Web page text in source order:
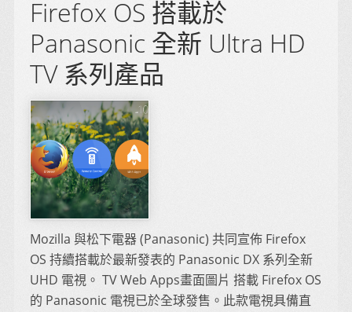
Firefox OS 搭載於
Panasonic 全新 Ultra HD
TV 系列產品
Mozilla 與松下電器 (Panasonic) 共同宣佈 Firefox
OS 持續搭載於最新發表的 Panasonic DX 系列全新
UHD 電視。 TV Web Apps畫面圖片 搭載 Firefox OS
的 Panasonic 電視已於全球發售。此款電視具備直